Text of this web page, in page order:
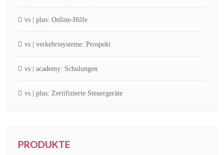
vs | plus: Online-Hilfe
vs | verkehrssysteme: Prospekt
vs | academy: Schulungen
vs | plus: Zertifizierte Steuergeräte
PRODUKTE